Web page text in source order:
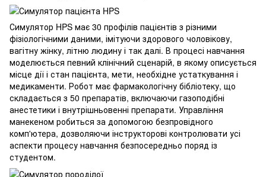
Симулятор HPS має 30 профілів пацієнтів з різними
фізіологічними даними, імітуючи здорового чоловікову,
вагітну жінку, літню людину і так далі. В процесі навчання
моделюється певний клінічний сценарій, в якому описується
місце дії і стан пацієнта, мети, необхідне устаткування і
медикаменти. Робот має фармакологічну бібліотеку, що
складається з 50 препаратів, включаючи газоподібні
анестетики і внутрішньовенні препарати. Управління
манекеном робиться за допомогою безпровідного
комп'ютера, дозволяючи інструкторові контролювати усі
аспекти процесу навчання безпосередньо поряд із
студентом.